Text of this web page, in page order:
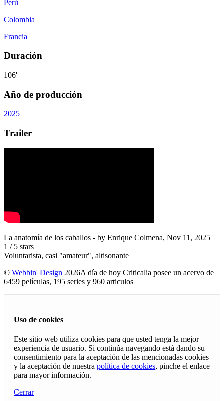
Perú
Colombia
Francia
Duración
106'
Año de producción
2025
Trailer
La anatomía de los caballos - by Enrique Colmena, Nov 11, 2025
1 / 5 stars
Voluntarista, casi "amateur", altisonante
© Webbin' Design 2026A día de hoy Criticalia posee un acervo de
6459 películas, 195 series y 960 articulos
Uso de cookies
Este sitio web utiliza cookies para que usted tenga la mejor
experiencia de usuario. Si continúa navegando está dando su
consentimiento para la aceptación de las mencionadas cookies
y la aceptación de nuestra política de cookies, pinche el enlace
para mayor información.
Cerrar